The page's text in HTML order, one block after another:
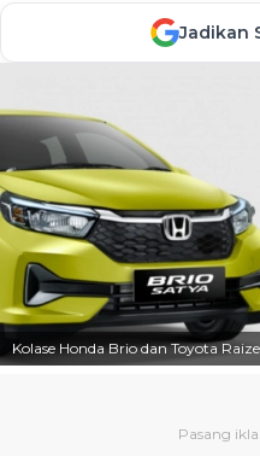
Jadikan
Kolase Honda Brio dan Toyota